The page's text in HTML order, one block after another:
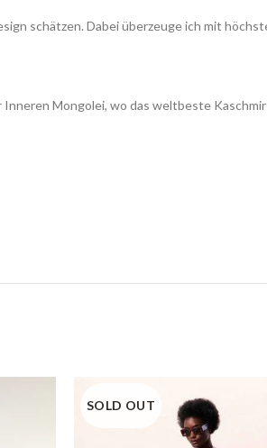
schätzen. Dabei überzeuge ich mit
Mongolei, wo das weltbeste Kaschmir
SOLD OUT